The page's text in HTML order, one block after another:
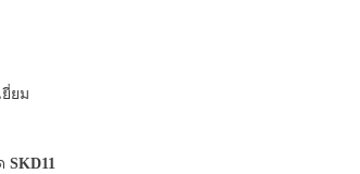
ยม
SKD11